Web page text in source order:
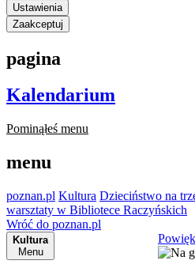
Ustawienia
Zaakceptuj
pagina
Kalendarium
Pominąłeś menu
menu
poznan.pl Kultura Dzieciństwo na
warsztaty w Bibliotece Raczyńskich
Wróć do poznan.pl
Kultura
Menu